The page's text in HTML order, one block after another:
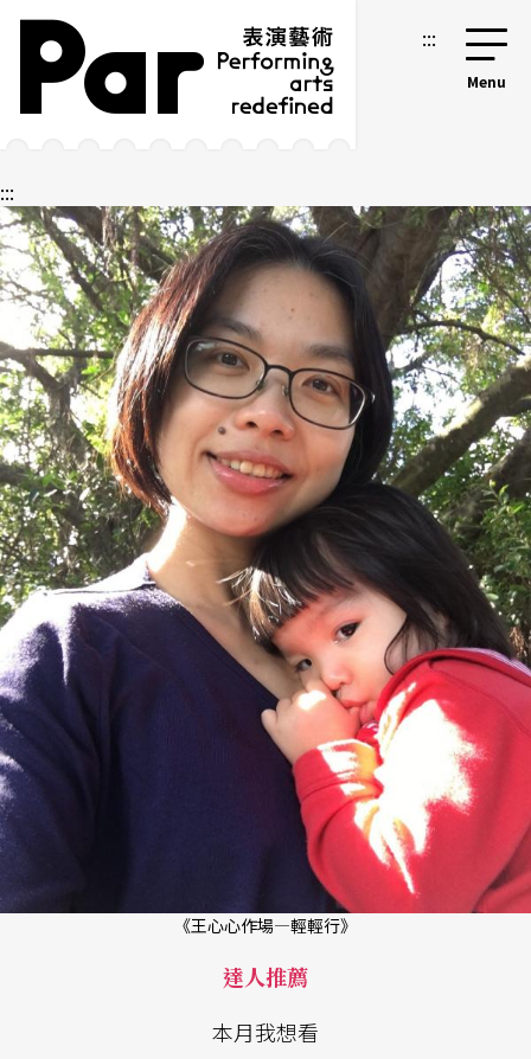
跳到主要內容區塊
網站導覽 :::
:::
《王心心作場—輕輕行》
達人推薦
本月我想看